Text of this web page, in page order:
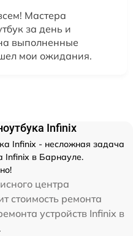
Мастера
за день и
выполненные
мои ожидания.
Infinix
Infinix - несложная задача
Infinix в Барнауле.
центра
стоимость ремонта
устройств Infinix в